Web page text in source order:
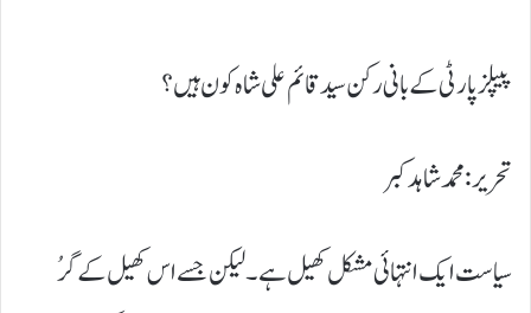
پیپلز پارٹی کے بانی رکن سید قائم علی شاہ کون ہیں؟
تحریر : محمد شاہد کبر
سیاست ایک انتہائی مشکل کھیل ہے۔ لیکن جسے اس کھیل کے گرُ